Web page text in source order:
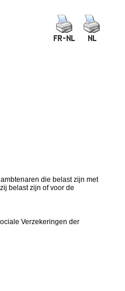
die belast zijn met
belast zijn of voor de
Verzekeringen der